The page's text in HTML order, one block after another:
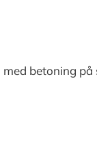
betoning